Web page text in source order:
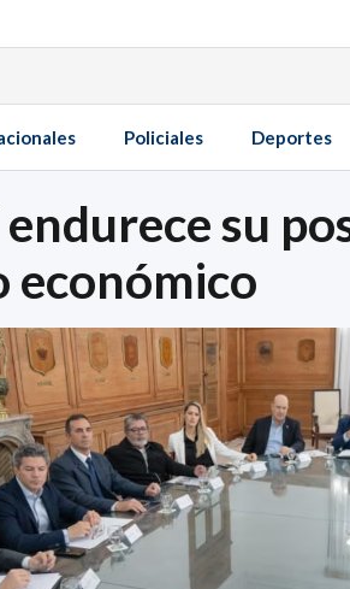
Policiales Deportes
su
económico